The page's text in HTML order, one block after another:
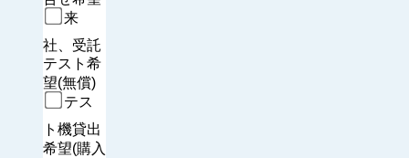
来
社、受託
テスト希
望(無償)
テス
ト機貸出
希望(購入